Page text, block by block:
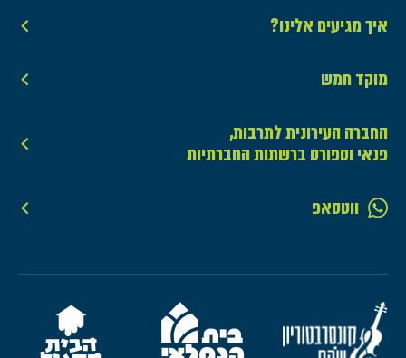
איך מגיעים אלינו?
מוקד חמש
החברה העירונית לתרבות,
פנאי וספורט ברשתות החברתיות
ווטסאפ